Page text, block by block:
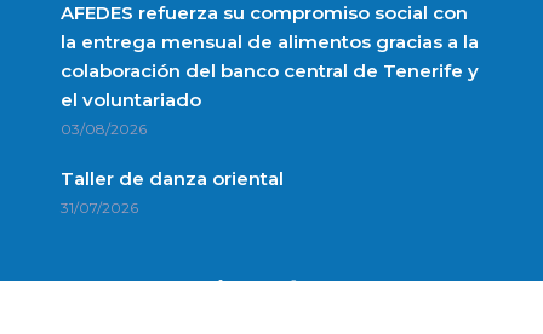
AFEDES refuerza su compromiso social con
la entrega mensual de alimentos gracias a la
colaboración del banco central de Tenerife y
el voluntariado
03/08/2026
Taller de danza oriental
31/07/2026